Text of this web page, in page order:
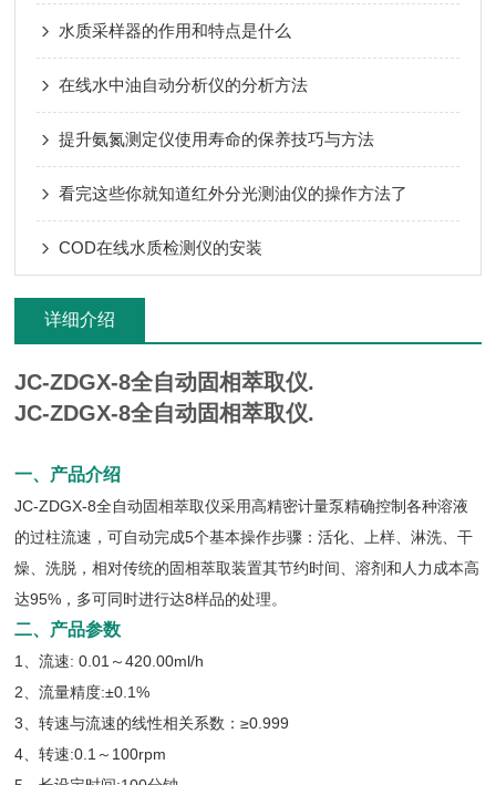
水质采样器的作用和特点是什么
在线水中油自动分析仪的分析方法
提升氨氮测定仪使用寿命的保养技巧与方法
看完这些你就知道红外分光测油仪的操作方法了
COD在线水质检测仪的安装
详细介绍
JC-ZDGX-8全自动固相萃取仪.
JC-ZDGX-8全自动固相萃取仪.
一、产品介绍
JC-ZDGX-8全自动固相萃取仪采用高精密计量泵精确控制各种溶液
的过柱流速，可自动完成5个基本操作步骤：活化、上样、淋洗、干
燥、洗脱，相对传统的固相萃取装置其节约时间、溶剂和人力成本高
达95%，多可同时进行达8样品的处理。
二、产品参数
1、流速: 0.01～420.00ml/h
2、流量精度:±0.1%
3、转速与流速的线性相关系数：≥0.999
4、转速:0.1～100rpm